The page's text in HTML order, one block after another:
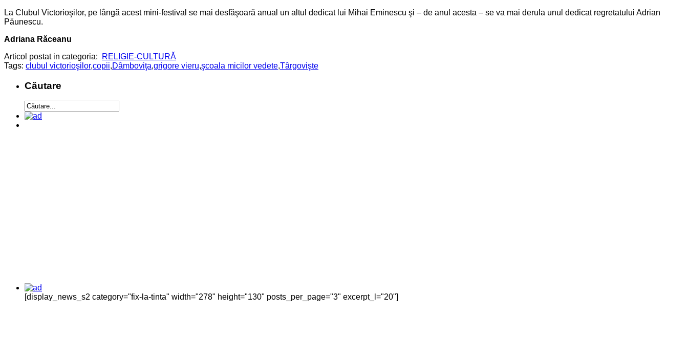
La Clubul Victorioşilor, pe lângă acest mini-festival se mai desfăşoară anual un altul dedicat lui Mihai Eminescu şi – de anul acesta – se va mai derula unul dedicat regretatului Adrian
Păunescu.
Adriana Răceanu
Articol postat in categoria:
RELIGIE-CULTURĂ
Tags: clubul victorioşilor,copii,Dâmboviţa,grigore vieru,şcoala micilor vedete,Târgovişte
Căutare
[display_news_s2 category="fix-la-tinta" width="278" height="130" posts_per_page="3" excerpt_l="20"]